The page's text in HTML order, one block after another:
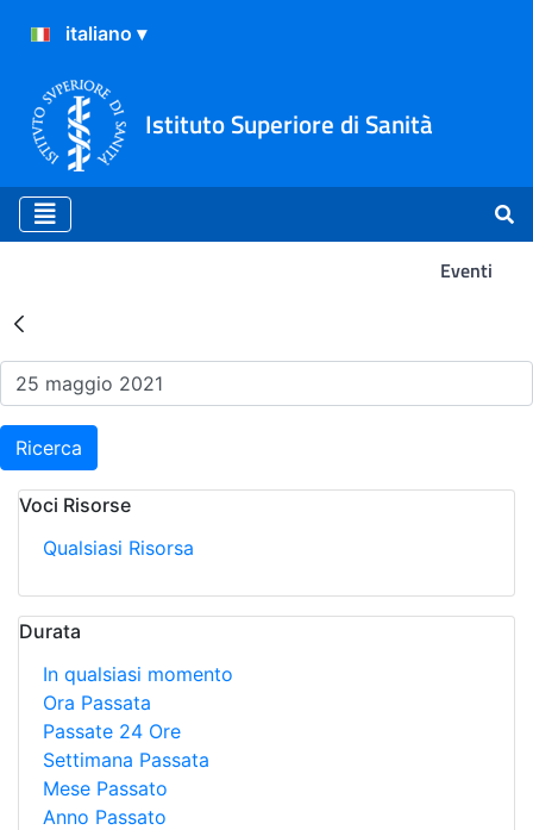
Istituto Superiore di Sanità
Eventi
Risultati della Ricerca -
Ricerca
Voci Risorse
Qualsiasi Risorsa
Durata
In qualsiasi momento
Ora Passata
Passate 24 Ore
Settimana Passata
Mese Passato
Anno Passato